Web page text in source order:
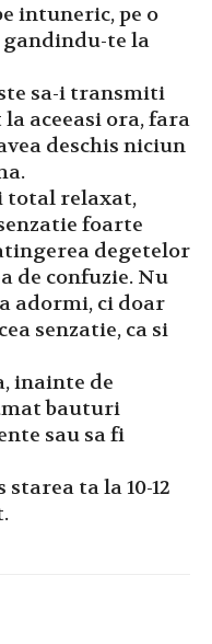
intuneric, pe o
gandindu-te la
sa-i transmiti
aceeasi ora, fara
deschis niciun
total relaxat,
foarte
degetelor
de confuzie. Nu
adormi, ci doar
senzatie, ca si
inainte de
bauturi
sau sa fi
ta la 10-12